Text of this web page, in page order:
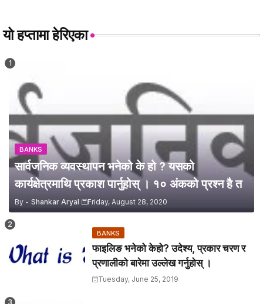
यो हप्तामा हेरिएका
BANKS
सार्वजनिक व्यवस्थापन भनेको के हो ? यसको
कार्यक्षेत्रमाथि प्रकाश पार्नुहोस् । १० अंकको प्रश्न है त
By - Shankar Aryal Friday, August 28, 2020
BANKS
फाइलिङ भनेको केहो? उदेश्य, प्रकार चरण र
प्रणालीको बारेमा उल्लेख गर्नुहोस् ।
Tuesday, June 25, 2019